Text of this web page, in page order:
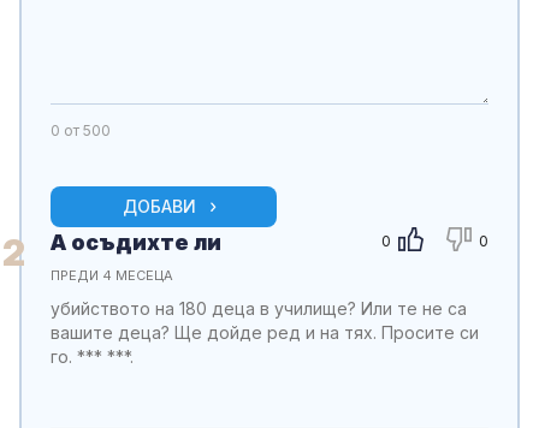
0 от 500
ДОБАВИ
2 0 0
А осъдихте ли
ПРЕДИ 4 МЕСЕЦА
убийството на 180 деца в училище? Или те не са
вашите деца? Ще дойде ред и на тях. Просите си
го. *** ***.